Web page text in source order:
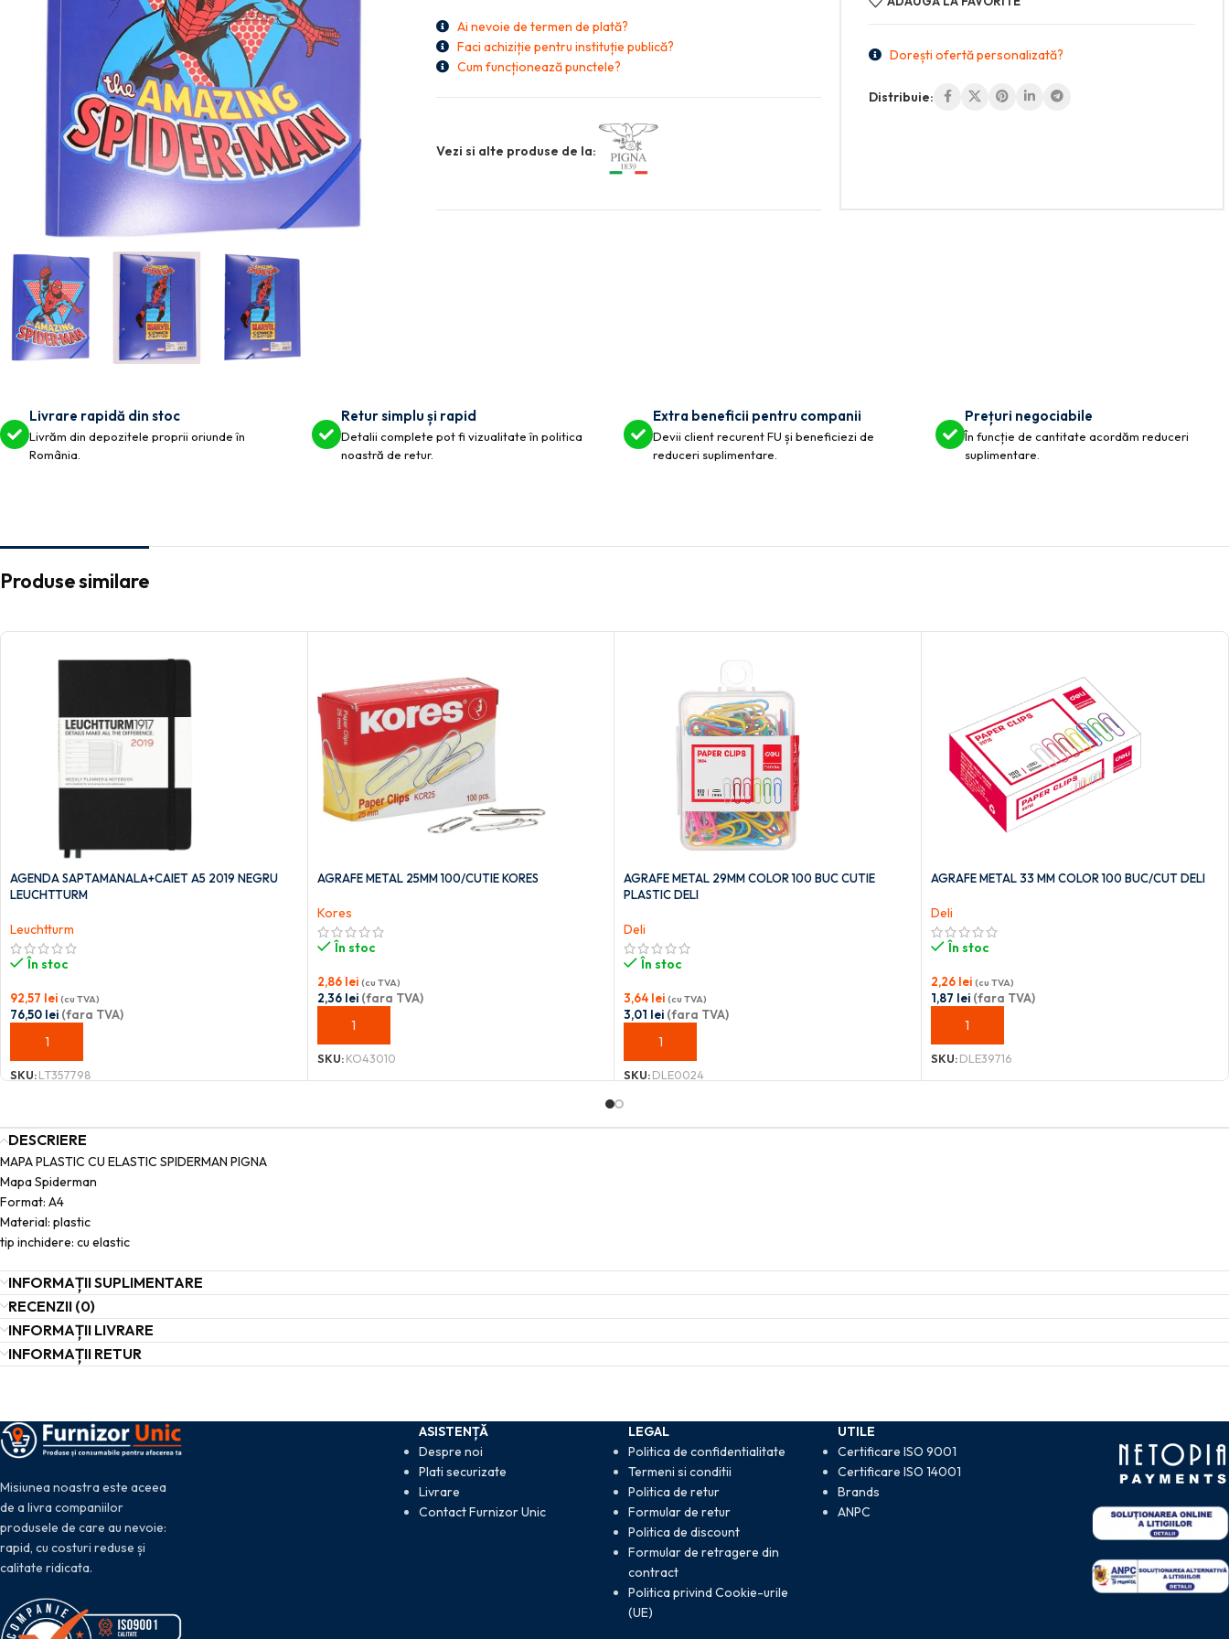
Ai nevoie de termen de plată?
Faci achiziție pentru instituție publică?
Cum funcționează punctele?
Vezi si alte produse de la:
Dorești ofertă personalizată?
Distribuie:
Livrare rapidă din stoc
Livrăm din depozitele proprii oriunde în
România.
Retur simplu și rapid
Detalii complete pot fi vizualitate în politica
noastră de retur.
Extra beneficii pentru companii
Devii client recurent FU și beneficiezi de
reduceri suplimentare.
Prețuri negociabile
În funcție de cantitate acordăm reduceri
suplimentare.
Produse similare
AGENDA SAPTAMANALA+CAIET A5 2019 NEGRU
LEUCHTTURM
Leuchtturm
În stoc
92,57 lei (cu TVA)
76,50 lei (fara TVA)
ADAUGĂ ÎN COȘ
SKU:LT357798
AGRAFE METAL 25MM 100/CUTIE KORES
Kores
În stoc
2,86 lei (cu TVA)
2,36 lei(fara TVA)
ADAUGĂ ÎN COȘ
SKU:KO43010
AGRAFE METAL 29MM COLOR 100 BUC CUTIE
PLASTIC DELI
Deli
În stoc
3,64 lei (cu TVA)
3,01 lei (fara TVA)
ADAUGĂ ÎN COȘ
SKU:DLE0024
AGRAFE METAL 33 MM COLOR 100 BUC/CUT DELI
Deli
În stoc
2,26 lei (cu TVA)
1,87 lei(fara TVA)
ADAUGĂ ÎN COȘ
SKU:DLE39716
DESCRIERE
MAPA PLASTIC CU ELASTIC SPIDERMAN PIGNA
Mapa Spiderman
Format: A4
Material: plastic
tip inchidere: cu elastic
INFORMAȚII SUPLIMENTARE
RECENZII (0)
INFORMAȚII LIVRARE
INFORMAȚII RETUR
Misiunea noastra este aceea
de a livra companiilor
produsele de care au nevoie:
rapid, cu costuri reduse și
calitate ridicata.
ASISTENȚĂ
Despre noi
Plati securizate
Livrare
Contact Furnizor Unic
LEGAL
Politica de confidentialitate
Termeni si conditii
Politica de retur
Formular de retur
Politica de discount
Formular de retragere din
contract
Politica privind Cookie-urile
(UE)
UTILE
Certificare ISO 9001
Certificare ISO 14001
Brands
ANPC